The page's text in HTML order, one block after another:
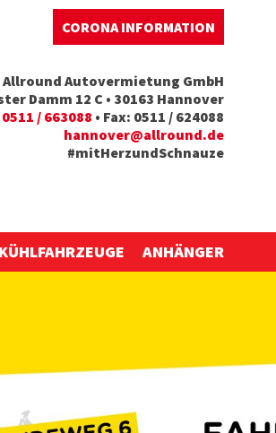
CORONA INFORMATION
Allround Autovermietung GmbH
Damm 12 C • 30163 Hannover
0511 / 663088 • Fax: 0511 / 624088
hannover@allround.de
#mitHerzundSchnauze
KÜHLFAHRZEUGE ANHÄNGER